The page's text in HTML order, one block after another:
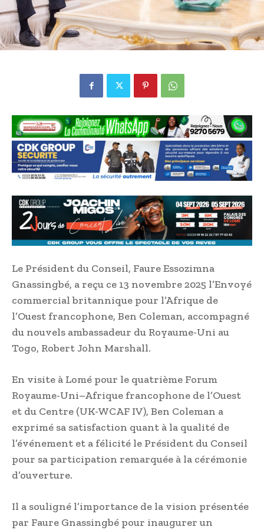
Le Président du Conseil, Faure Essozimna
Gnassingbé, a reçu ce 13 novembre 2025 l’Envoyé
commercial britannique pour l’Afrique de
l’Ouest francophone, Ben Coleman, accompagné
du nouvels ambassadeur du Royaume-Uni au
Togo, Robert John Marshall.
En visite à Lomé pour le quatrième Forum
Royaume-Uni–Afrique francophone de l’Ouest
et du Centre (UK-WCAF IV), Ben Coleman a
exprimé sa satisfaction quant à la qualité de
l’événement et a félicité le Président du Conseil
pour sa participation remarquée à la cérémonie
d’ouverture.
Il a souligné l’importance de la vision présentée
par Faure Gnassingbé pour inaugurer un